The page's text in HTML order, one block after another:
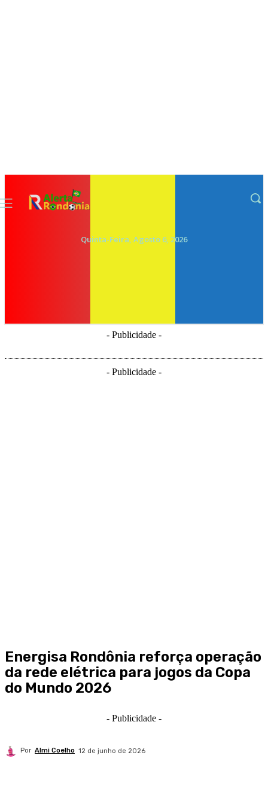
Quinta-Feira, Agosto 6, 2026
- Publicidade -
- Publicidade -
Energisa Rondônia reforça operação
da rede elétrica para jogos da Copa
do Mundo 2026
- Publicidade -
Por Almi Coelho 12 de junho de 2026